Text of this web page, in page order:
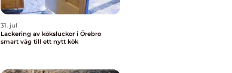
31. jul
Lackering av köksluckor i Örebro
smart väg till ett nytt kök